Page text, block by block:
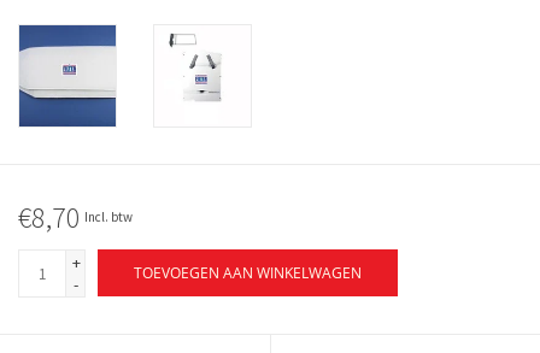
€8,70 Incl. btw
+
-
TOEVOEGEN AAN WINKELWAGEN